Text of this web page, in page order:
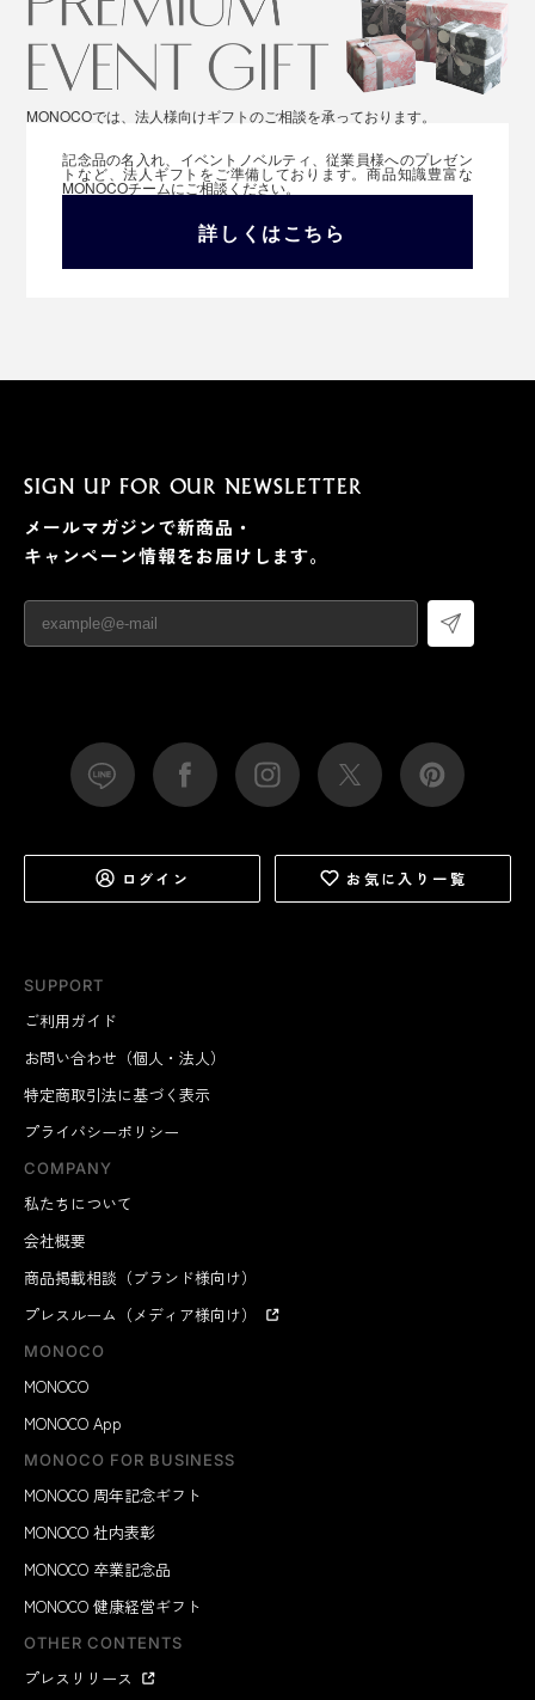
MONOCOでは、法人様向けギフトのご相談を承っております。
記念品の名入れ、イベントノベルティ、従業員様へのプレゼン
トなど、法人ギフトをご準備しております。商品知識豊富な
MONOCOチームにご相談ください。
詳しくはこちら
SUPPORT
ご利用ガイド
お問い合わせ（個人・法人）
特定商取引法に基づく表示
プライバシーポリシー
COMPANY
私たちについて
会社概要
商品掲載相談（ブランド様向け）
プレスルーム（メディア様向け）
MONOCO
MONOCO
MONOCO App
MONOCO FOR BUSINESS
MONOCO 周年記念ギフト
MONOCO 社内表彰
MONOCO 卒業記念品
MONOCO 健康経営ギフト
OTHER CONTENTS
プレスリリース
SIGN UP FOR OUR NEWSLETTER
メールマガジンで新商品・
キャンペーン情報をお届けします。
ログイン お気に入り一覧